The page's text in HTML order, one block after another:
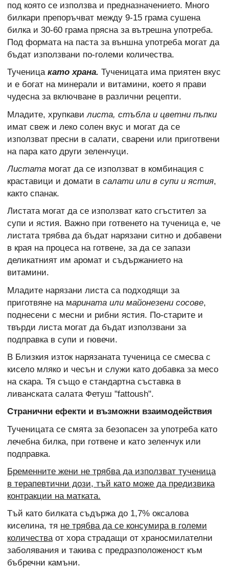
под която се използва и предназначението. Много
билкари препоръчват между 9-15 грама сушена
билка и 30-60 грама прясна за вътрешна употреба.
Под формата на паста за външна употреба могат да
бъдат използвани по-големи количества.
Тученицакато храна. Тученицата има приятен вкус
и е богат на минерали и витамини, което я прави
чудесна за включване в различни рецепти.
Младите, хрупкави листа, стъбла и цветни пъпки
имат свеж и леко солен вкус и могат да се
използват пресни в салати, сварени или приготвени
на пара като други зеленчуци.
Листата могат да се използват в комбинация с
краставици и домати в салати или в супи и ястия,
както спанак.
Листата могат да се използват като сгъстител за
супи и ястия. Важно при готвенето на тученица е, че
листата трябва да бъдат нарязани ситно и добавени
в края на процеса на готвене, за да се запази
деликатният им аромат и съдържанието на
витамини.
Младите нарязани листа са подходящи за
приготвяне на марината или майонезени сосове,
поднесени с месни и рибни ястия. По-старите и
твърди листа могат да бъдат използвани за
подправка в супи и гювечи.
В Близкия изток нарязаната тученица се смесва с
кисело мляко и чесън и служи като добавка за месо
на скара. Тя също е стандартна съставка в
ливанската салата Фетуш "fattoush".
Странични ефекти и възможни взаимодействия
Тученицата се смята за безопасен за употреба като
лечебна билка, при готвене и като зеленчук или
подправка.
Бременните жени не трябва да използват тученица
в терапевтични дози, тъй като може да предизвика
контракции на матката.
Тъй като билката съдържа до 1,7% оксалова
киселина, тя не трябва да се консумира в големи
количестваот хора страдащи от храносмилателни
заболявания и такива с предразположеност към
бъбречни камъни.